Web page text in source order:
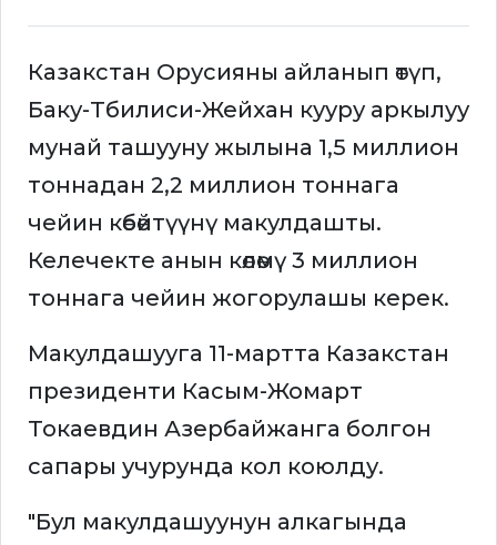
Казакстан Орусияны айланып өтүп,
Баку-Тбилиси-Жейхан кууру аркылуу
мунай ташууну жылына 1,5 миллион
тоннадан 2,2 миллион тоннага
чейин көбөйтүүнү макулдашты.
Келечекте анын көлөмү 3 миллион
тоннага чейин жогорулашы керек.
Макулдашууга 11-мартта Казакстан
президенти Касым-Жомарт
Токаевдин Азербайжанга болгон
сапары учурунда кол коюлду.
"Бул макулдашуунун алкагында